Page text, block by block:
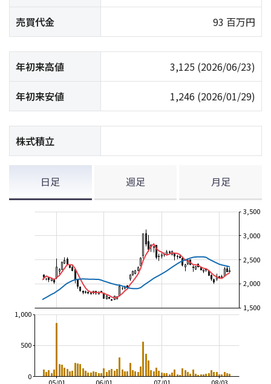
売買代金 93 百万円
年初来高値 3,125 (2026/06/23)
年初来安値 1,246 (2026/01/29)
株式積立
日足 週足 月足
08/03
07/01
06/01
05/01
1,500
2,000
2,500
3,000
3,500
0
500
1,000